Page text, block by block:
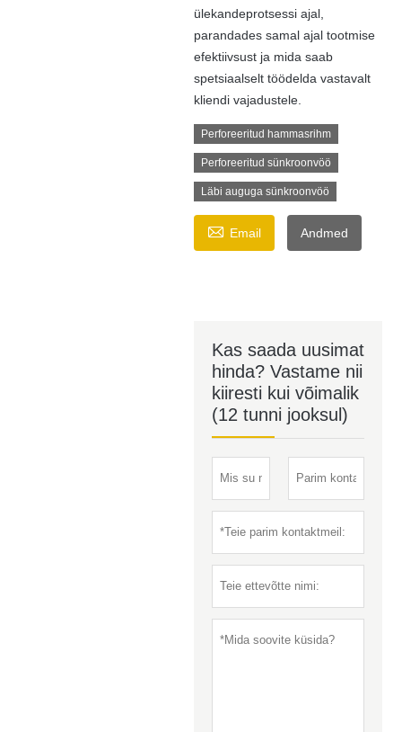
ülekandeprotsessi ajal,
parandades samal ajal tootmise
efektiivsust ja mida saab
spetsiaalselt töödelda vastavalt
kliendi vajadustele.
Perforeeritud hammasrihm
Perforeeritud sünkroonvöö
Läbi auguga sünkroonvöö
 Email Andmed
Kas saada uusimat
hinda? Vastame nii
kiiresti kui võimalik
(12 tunni jooksul)